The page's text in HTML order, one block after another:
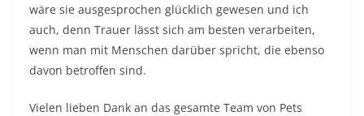
wäre sie ausgesprochen glücklich gewesen und ich
auch, denn Trauer lässt sich am besten verarbeiten,
wenn man mit Menschen darüber spricht, die ebenso
davon betroffen sind.
Vielen lieben Dank an das gesamte Team von Pets